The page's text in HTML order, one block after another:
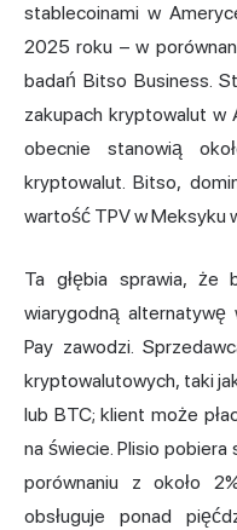
stablecoinami w
2025 roku – w
badań Bitso Business.
zakupach kryptowalut w
obecnie stanowią
kryptowalut. Bitso,
wartość TPV w Meksyku
Ta głębia sprawia, że
wiarygodną alternatywę
Pay zawodzi.
kryptowalutowych, taki
lub BTC; klient może
na świecie. Plisio
porównaniu z około
obsługuje ponad